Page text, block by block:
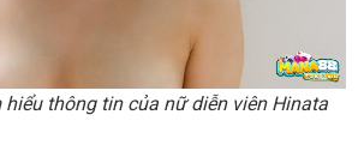
hiểu thông tin của nữ diễn viên Hinata